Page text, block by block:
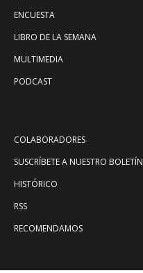
ENCUESTA
LIBRO DE LA SEMANA
MULTIMEDIA
PODCAST
COLABORADORES
SUSCRÍBETE A NUESTRO BOLETÍN
HISTÓRICO
RSS
RECOMENDAMOS